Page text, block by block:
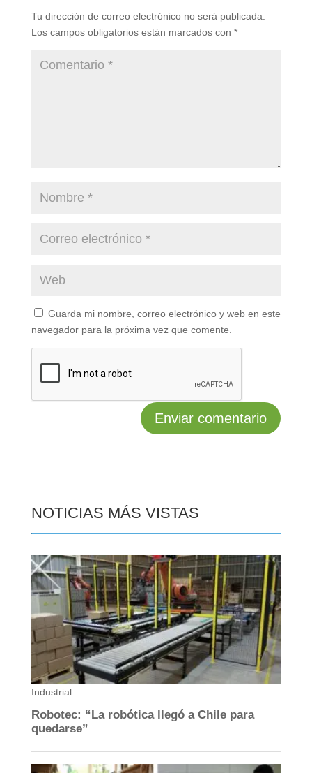
Tu dirección de correo electrónico no será publicada.
Los campos obligatorios están marcados con *
Guarda mi nombre, correo electrónico y web en este
navegador para la próxima vez que comente.
NOTICIAS MÁS VISTAS